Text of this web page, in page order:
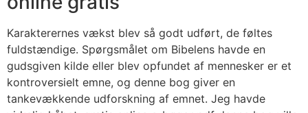
Karakterernes vækst blev så godt udført, de føltes
fuldstændige. Spørgsmålet om Bibelens havde en
gudsgiven kilde eller blev opfundet af mennesker er et
kontroversielt emne, og denne bog giver en
tankevækkende udforskning af emnet. Jeg havde